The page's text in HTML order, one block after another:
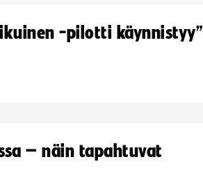
-pilotti käynnistyy”
– näin tapahtuvat